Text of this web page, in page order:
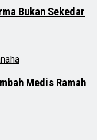
Bukan Sekedar
Medis Ramah